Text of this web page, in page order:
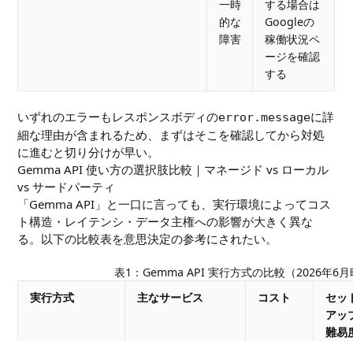
一時
的な
障害
する場合は
Googleの
稼働状況ペ
ージを確認
する
いずれのエラーもレスポンスボディのerror.messageに詳
細な理由が含まれるため、まずはそこを確認してから対処
に進むと切り分けが早い。
Gemma API 使い方の選択肢比較｜マネージド vs ローカル
vs サードパーティ
「Gemma API」と一口に言っても、実行環境によってコス
ト構造・レイテンシ・データ主権への影響が大きく異な
る。以下の比較表を意思決定の参考にされたい。
表1：Gemma API 実行方式の比較（2026年6月
実行方式
主なサービス コスト
セッ
アッ
難易